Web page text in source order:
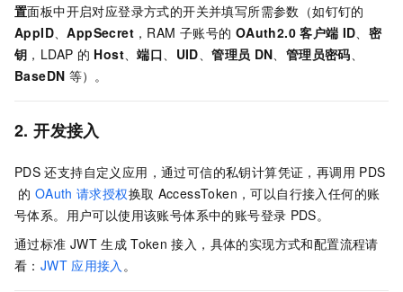
置面板中开启对应登录方式的开关并填写所需参数（如钉钉的
AppID、AppSecret ，RAM 子账号的 OAuth2.0 客户端 ID、 密
钥 ，LDAP 的 Host、端口、 UID、管理员 DN、 管理员密码、
BaseDN 等）。
2. 开发接入
PDS 还支持自定义应用，通过可信的私钥计算凭证，再调用 PDS
的 OAuth 请求授权换取 AccessToken，可以自行接入任何的账
号体系。用户可以使用该账号体系中的账号登录 PDS。
通过标准 JWT 生成 Token 接入，具体的实现方式和配置流程请
看： JWT 应用接入 。